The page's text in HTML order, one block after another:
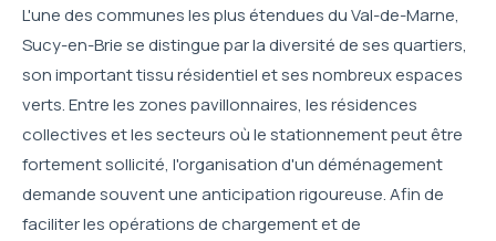
L'une des communes les plus étendues du Val-de-Marne,
Sucy-en-Brie se distingue par la diversité de ses quartiers,
son important tissu résidentiel et ses nombreux espaces
verts. Entre les zones pavillonnaires, les résidences
collectives et les secteurs où le stationnement peut être
fortement sollicité, l'organisation d'un déménagement
demande souvent une anticipation rigoureuse. Afin de
faciliter les opérations de chargement et de